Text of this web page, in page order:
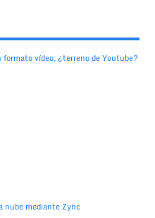
vídeo, ¿terreno de Youtube?
nube mediante Zync